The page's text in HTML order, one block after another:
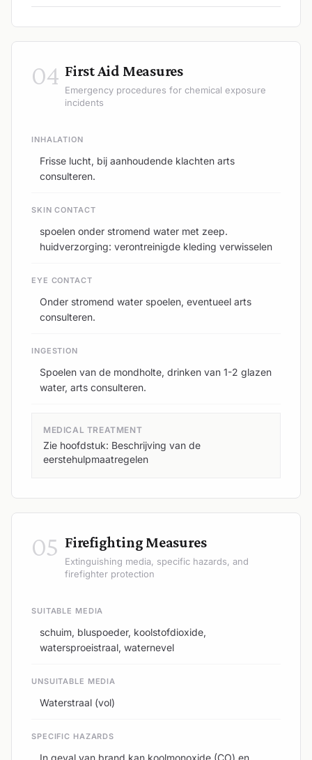
04 First Aid Measures
Emergency procedures for chemical exposure
incidents
INHALATION
Frisse lucht, bij aanhoudende klachten arts
consulteren.
SKIN CONTACT
spoelen onder stromend water met zeep.
huidverzorging: verontreinigde kleding verwisselen
EYE CONTACT
Onder stromend water spoelen, eventueel arts
consulteren.
INGESTION
Spoelen van de mondholte, drinken van 1-2 glazen
water, arts consulteren.
MEDICAL TREATMENT
Zie hoofdstuk: Beschrijving van de
eerstehulpmaatregelen
05 Firefighting Measures
Extinguishing media, specific hazards, and
firefighter protection
SUITABLE MEDIA
schuim, bluspoeder, koolstofdioxide,
watersproeistraal, waternevel
UNSUITABLE MEDIA
Waterstraal (vol)
SPECIFIC HAZARDS
In geval van brand kan koolmonoxide (CO) en